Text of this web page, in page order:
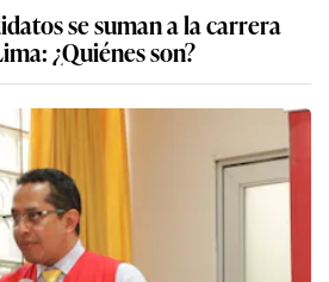
se suman a la carrera
¿Quiénes son?